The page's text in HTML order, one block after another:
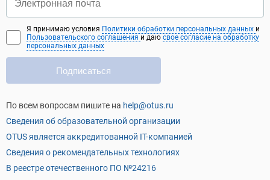
Подписаться
Я принимаю условия Политики обработки персональных данных и
Пользовательского соглашения и даю свое согласие на обработку
персональных данных
По всем вопросам пишите на help@otus.ru
Сведения об образовательной организации
OTUS является аккредитованной IT-компанией
Сведения о рекомендательных технологиях
В реестре отечественного ПО №24216